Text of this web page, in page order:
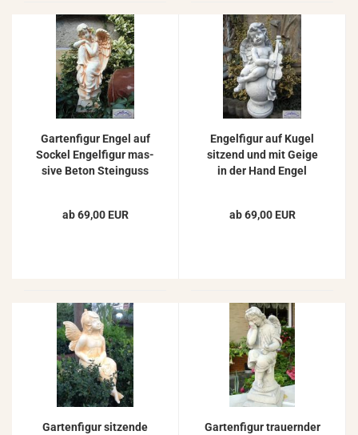
Gar­ten­fi­gur Engel auf
So­ckel En­gel­fi­gur mas­
si­ve Beton Stein­guss
ab 69,00 EUR
En­gel­fi­gur auf Kugel
sit­zend und mit Geige
in der Hand Engel
ab 69,00 EUR
Gar­ten­fi­gur sit­zen­de
Gar­ten­fi­gur trau­ern­der